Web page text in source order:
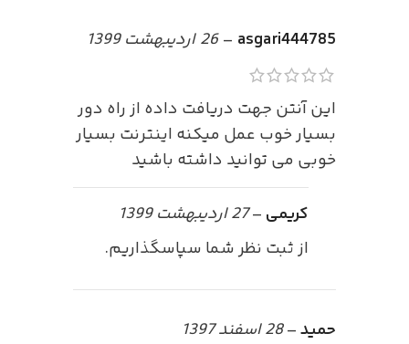
asgari444785
– 26 اردیبهشت 1399
این آنتن جهت دریافت داده از راه دور
بسیار خوب عمل میکنه اینترنت بسیار
خوبی می توانید داشته باشید
کریمی –27 اردیبهشت 1399
از ثبت نظر شما سپاسگذاریم.
حمید–28 اسفند 1397